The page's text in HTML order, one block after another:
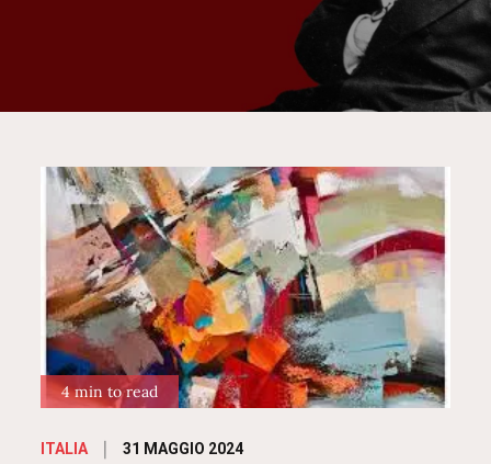
4 min to read
ITALIA
Posted
31 MAGGIO 2024